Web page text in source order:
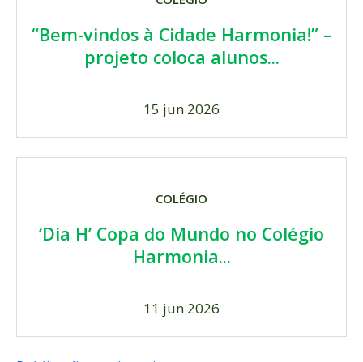
“Bem-vindos à Cidade Harmonia!” –
projeto coloca alunos...
15 jun 2026
COLÉGIO
‘Dia H’ Copa do Mundo no Colégio
Harmonia...
11 jun 2026